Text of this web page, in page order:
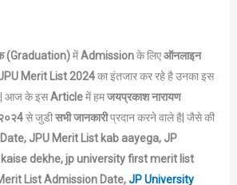
(Graduation)मेंAdmissionके लिएऑनलाइन
Merit List 2024का इंतजार कर रहे है उनका इस
आज के इसArticleमें हमजयप्रकाश नारायण
२०२4से जुडीसभी जानकारीप्रदान करने वाले है| जैसे की
JPU Merit List kab aayega, JP
dekhe, jp university first merit list
List Admission Date,JP University